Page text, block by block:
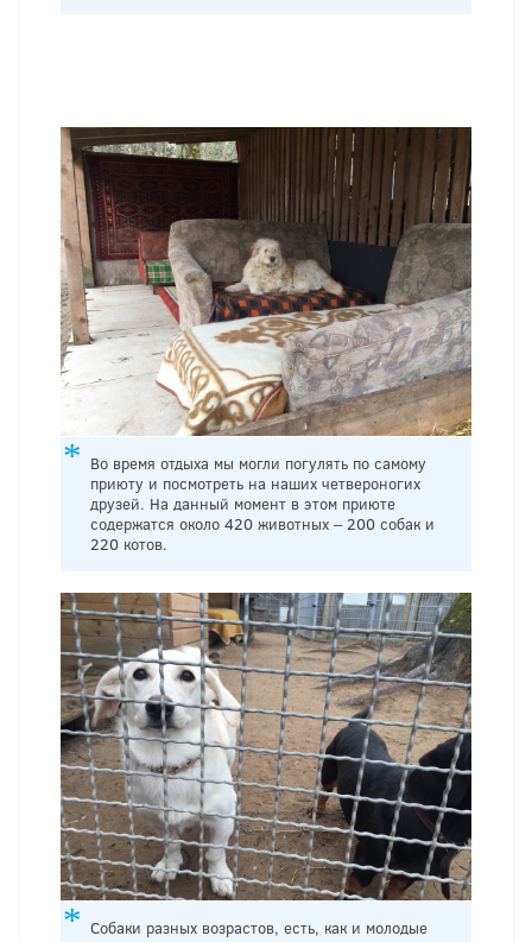
Во время отдыха мы могли погулять по самому
приюту и посмотреть на наших четвероногих
друзей. На данный момент в этом приюте
содержатся около 420 животных – 200 собак и
220 котов.
Собаки разных возрастов, есть, как и молодые